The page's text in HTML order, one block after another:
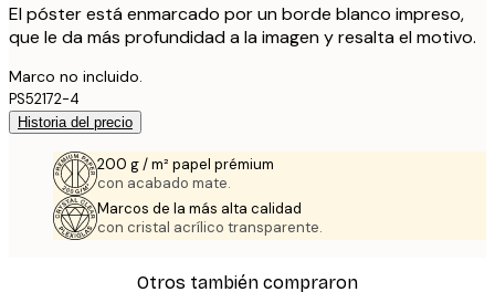
El póster está enmarcado por un borde blanco impreso,
que le da más profundidad a la imagen y resalta el motivo.
Marco no incluido.
PS52172-4
Historia del precio
200 g / m² papel prémium
con acabado mate.
Marcos de la más alta calidad
con cristal acrílico transparente.
Otros también compraron